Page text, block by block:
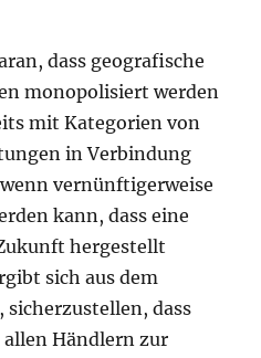
dass geografische
monopolisiert werden
mit Kategorien von
in Verbindung
vernünftigerweise
kann, dass eine
hergestellt
sich aus dem
dass
allen Händlern zur